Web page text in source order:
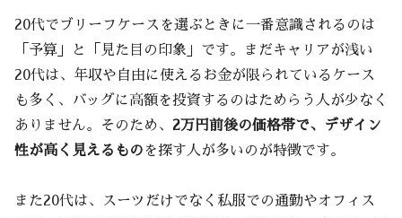
20代でブリーフケースを選ぶときに一番意識されるのは
「予算」と「見た目の印象」です。まだキャリアが浅い
20代は、年収や自由に使えるお金が限られているケース
も多く、バッグに高額を投資するのはためらう人が少なく
ありません。そのため、 2万円前後の価格帯で、デザイン
性が高く見えるもの を探す人が多いのが特徴です。
また20代は、スーツだけでなく私服での通勤やオフィス